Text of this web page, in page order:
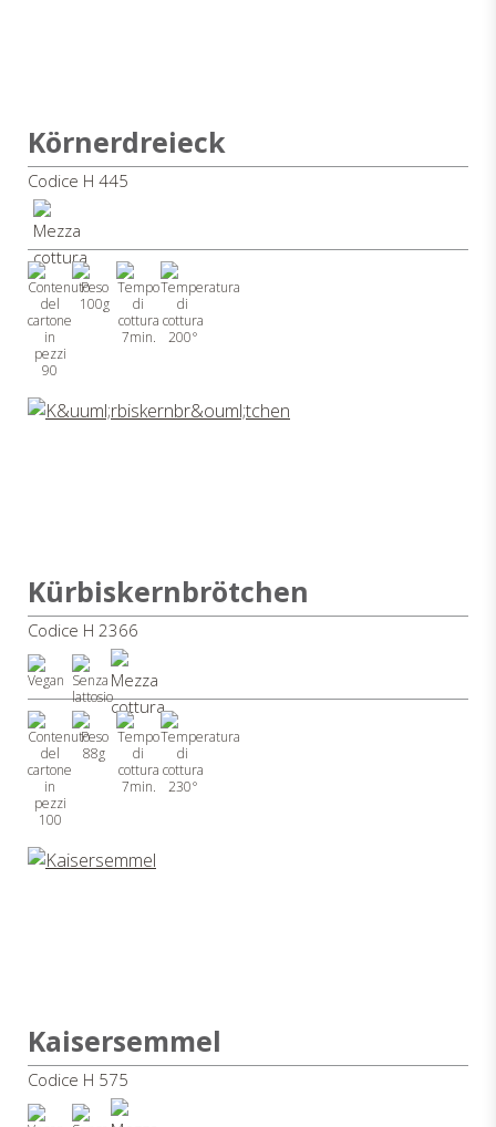
Körnerdreieck
Codice H 445
90
100g
7min.
200°
Kürbiskernbrötchen
Codice H 2366
100
88g
7min.
230°
Kaisersemmel
Codice H 575